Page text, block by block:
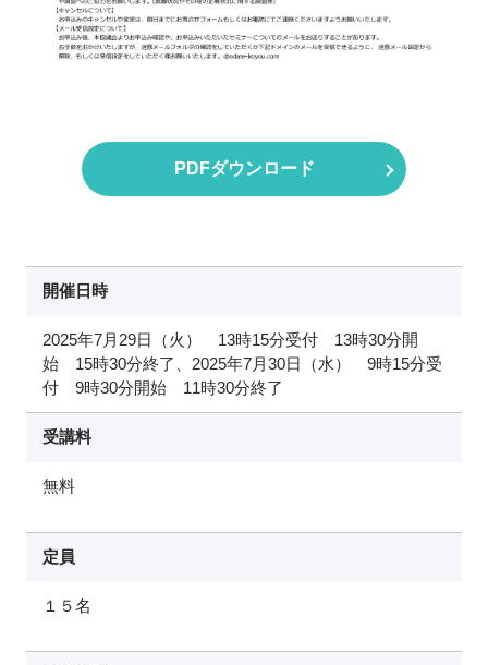
PDFダウンロード
開催日時
2025年7月29日（火） 13時15分受付 13時30分開
始 15時30分終了、2025年7月30日（水） 9時15分受
付 9時30分開始 11時30分終了
受講料
無料
定員
１５名